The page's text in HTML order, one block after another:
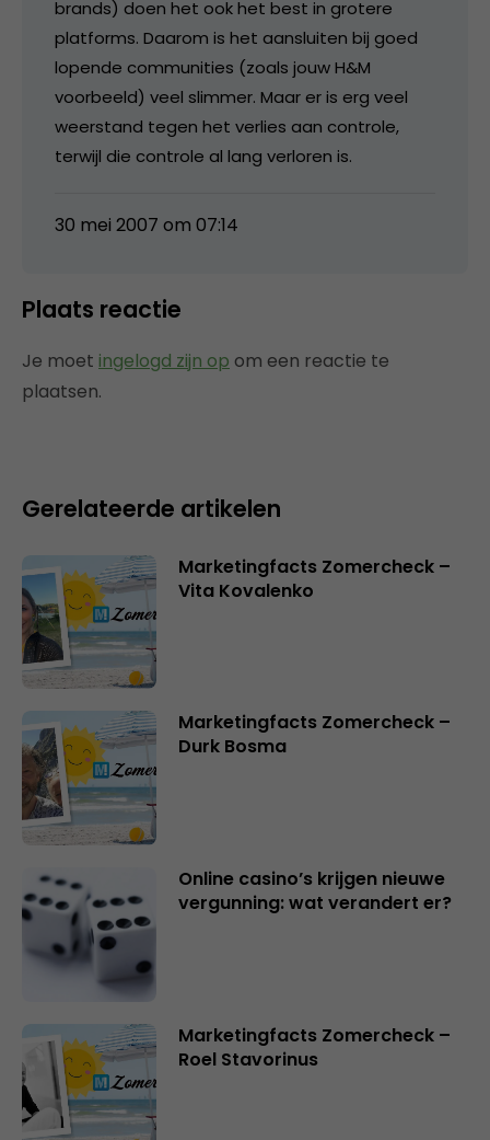
brands) doen het ook het best in grotere
platforms. Daarom is het aansluiten bij goed
lopende communities (zoals jouw H&M
voorbeeld) veel slimmer. Maar er is erg veel
weerstand tegen het verlies aan controle,
terwijl die controle al lang verloren is.
30 mei 2007 om 07:14
Plaats reactie
Je moet ingelogd zijn op om een reactie te
plaatsen.
Gerelateerde artikelen
Marketingfacts Zomercheck –
Vita Kovalenko
Marketingfacts Zomercheck –
Durk Bosma
Online casino’s krijgen nieuwe
vergunning: wat verandert er?
Marketingfacts Zomercheck –
Roel Stavorinus